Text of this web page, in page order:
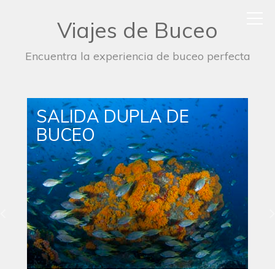
Viajes de Buceo
Encuentra la experiencia de buceo perfecta
SALIDA DUPLA DE
BUCEO